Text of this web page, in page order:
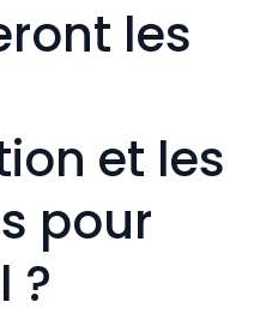
les
et les
pour
?